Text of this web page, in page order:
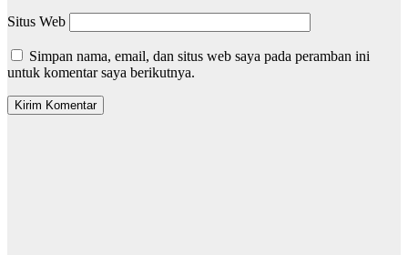
Situs Web
Simpan nama, email, dan situs web saya pada peramban ini
untuk komentar saya berikutnya.